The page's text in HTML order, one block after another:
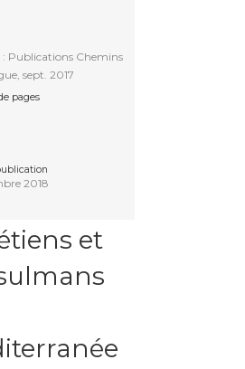
: Publications Chemins
sept. 2017
pages
2018
et